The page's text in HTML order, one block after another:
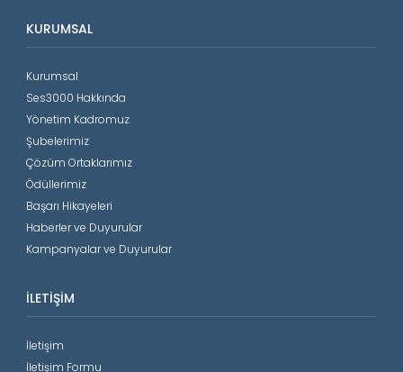
KURUMSAL
Kurumsal
Ses3000 Hakkında
Yönetim Kadromuz
Şubelerimiz
Çözüm Ortaklarımız
Ödüllerimiz
Başarı Hikayeleri
Haberler ve Duyurular
Kampanyalar ve Duyurular
İLETIŞIM
İletişim
İletişim Formu